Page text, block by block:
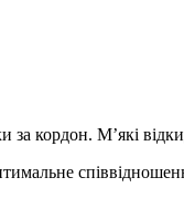
за кордон. М’які